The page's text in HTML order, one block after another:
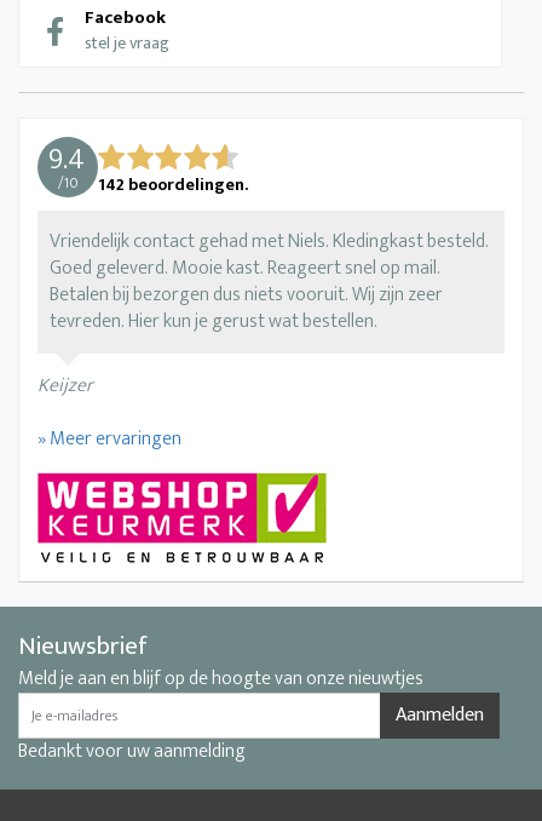
Facebook
stel je vraag
9.4
/10 142 beoordelingen.
Vriendelijk contact gehad met Niels. Kledingkast besteld.
Goed geleverd. Mooie kast. Reageert snel op mail.
Betalen bij bezorgen dus niets vooruit. Wij zijn zeer
tevreden. Hier kun je gerust wat bestellen.
Keijzer
» Meer ervaringen
Nieuwsbrief
Meld je aan en blijf op de hoogte van onze nieuwtjes
Aanmelden
Bedankt voor uw aanmelding